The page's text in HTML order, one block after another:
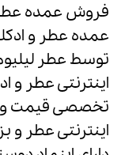
فروش عمده عطر
عمده عطر و
توسط عطر
اینترنتی عطر و
تخصصی قیمت و
اینترنتی عطر و